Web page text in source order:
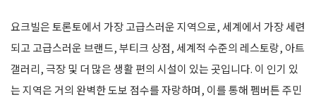
요크빌은 토론토에서 가장 고급스러운 지역으로, 세계에서 가장 세련
되고 고급스러운 브랜드, 부티크 상점, 세계적 수준의 레스토랑, 아트
갤러리, 극장 및 더 많은 생활 편의 시설이 있는 곳입니다. 이 인기 있
는 지역은 거의 완벽한 도보 점수를 자랑하며, 이를 통해 펨버튼 주민